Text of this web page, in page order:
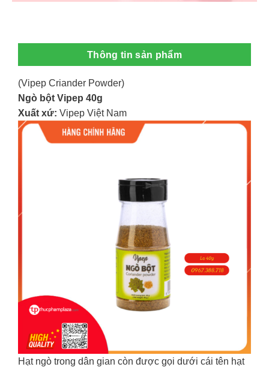
Thông tin sản phẩm
(Vipep Criander Powder)
Ngò bột Vipep 40g
Xuất xứ: Vipep Việt Nam
Hạt ngò trong dân gian còn được gọi dưới cái tên hạt